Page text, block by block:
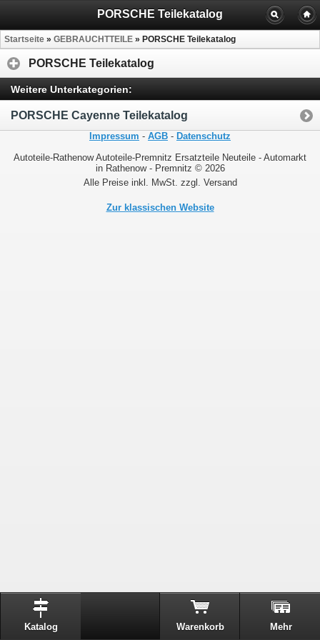
PORSCHE Teilekatalog
Startseite » GEBRAUCHTTEILE » PORSCHE Teilekatalog
PORSCHE Teilekatalog
Weitere Unterkategorien:
PORSCHE Cayenne Teilekatalog
Impressum - AGB - Datenschutz
Autoteile-Rathenow Autoteile-Premnitz Ersatzteile Neuteile - Automarkt
in Rathenow - Premnitz © 2026
Alle Preise inkl. MwSt. zzgl. Versand
Zur klassischen Website
Katalog Warenkorb Mehr